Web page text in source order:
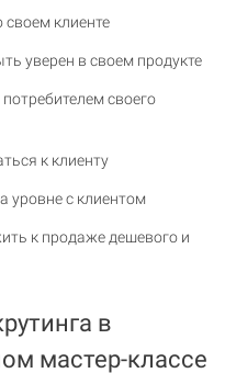
клиенте
уверен в своем продукте
своего
к клиенту
уровне с клиентом
к продаже дешевого и
в
мастер-классе